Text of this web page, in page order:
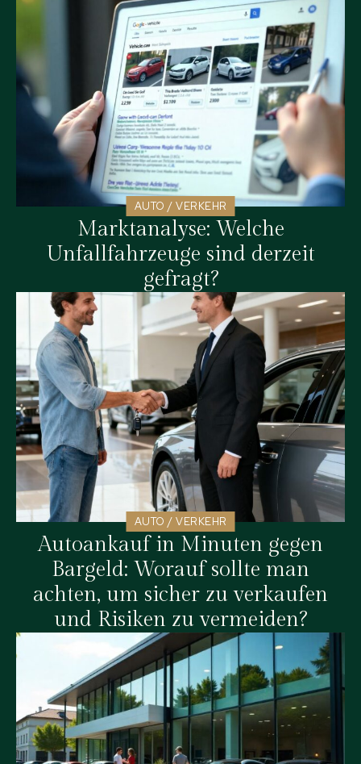
AUTO / VERKEHR
Marktanalyse: Welche
Unfallfahrzeuge sind derzeit
gefragt?
AUTO / VERKEHR
Autoankauf in Minuten gegen
Bargeld: Worauf sollte man
achten, um sicher zu verkaufen
und Risiken zu vermeiden?